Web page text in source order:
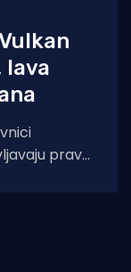
lava
pravu